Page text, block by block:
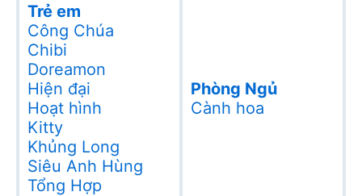
Trẻ em
Công Chúa
Chibi
Doreamon
Hiện đại
Hoạt hình
Kitty
Khủng Long
Siêu Anh Hùng
Tổng Hợp
Phòng Ngủ
Cành hoa